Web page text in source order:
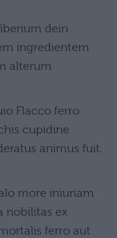
dein
ingredientem
alterum
Flacco ferro
cupidine
animus fuit.
more iniuriam
nobilitas ex
ferro aut